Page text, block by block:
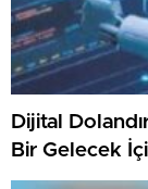
Dijital
Bir Gelecek